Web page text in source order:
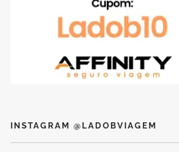
INSTAGRAM @LADOBVIAGEM